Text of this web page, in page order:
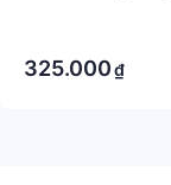
325.000₫